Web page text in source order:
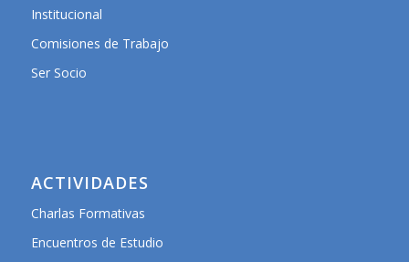
Institucional
Comisiones de Trabajo
Ser Socio
ACTIVIDADES
Charlas Formativas
Encuentros de Estudio